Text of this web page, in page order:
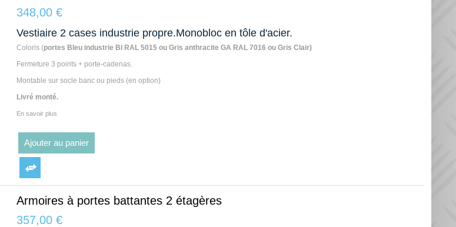
348,00 €
Vestiaire 2 cases industrie propre.Monobloc en tôle d'acier.
Coloris (portes Bleu industrie BI RAL 5015 ou Gris anthracite GA RAL 7016 ou Gris Clair)
Fermeture 3 points + porte-cadenas.
Montable sur socle banc ou pieds (en option)
Livré monté.
En savoir plus
Ajouter au panier
Armoires à portes battantes 2 étagères
357,00 €